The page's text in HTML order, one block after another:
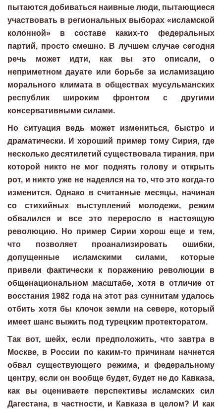
пытаются добиваться наивные люди, пытающиеся
участвовать в региональных выборах «исламской
колонной» в составе каких-то федеральных
партий, просто смешно. В лучшем случае сегодня
речь может идти, как вы это описали, о
неприметном дауате или борьбе за исламизацию
морального климата в обществах мусульманских
республик широким фронтом с другими
консервативными силами.
Но ситуация ведь может измениться, быстро и
драматически. И хороший пример тому Сирия, где
несколько десятилетий существовала тирания, при
которой никто не мог поднять голову и открыть
рот, и никто уже не надеялся на то, что это когда-то
изменится. Однако в считанные месяцы, начиная
со стихийных выступлений молодежи, режим
обвалился и все это переросло в настоящую
революцию. Но пример Сирии хорош еще и тем,
что позволяет проанализировать ошибки,
допущенные исламскими силами, которые
привели фактически к поражению революции в
общенациональном масштабе, хотя в отличие от
восстания 1982 года на этот раз суннитам удалось
отбить хотя бы клочок земли на севере, который
имеет шанс выжить под турецким протекторатом.
Так вот, шейх, если предположить, что завтра в
Москве, в России по каким-то причинам начнется
обвал существующего режима, и федеральному
центру, если он вообще будет, будет не до Кавказа,
как вы оцениваете перспективы исламских сил
Дагестана, в частности, и Кавказа в целом? И как